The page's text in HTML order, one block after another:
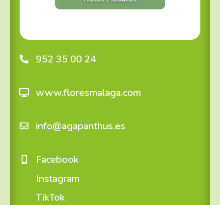
952 35 00 24
www.floresmalaga.com
info@agapanthus.es
Facebook
Instagram
TikTok